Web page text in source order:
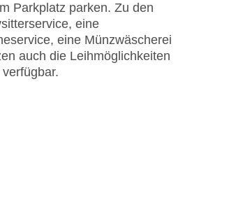
Parkplatz parken. Zu den
eine
eine Münzwäscherei
auch die Leihmöglichkeiten